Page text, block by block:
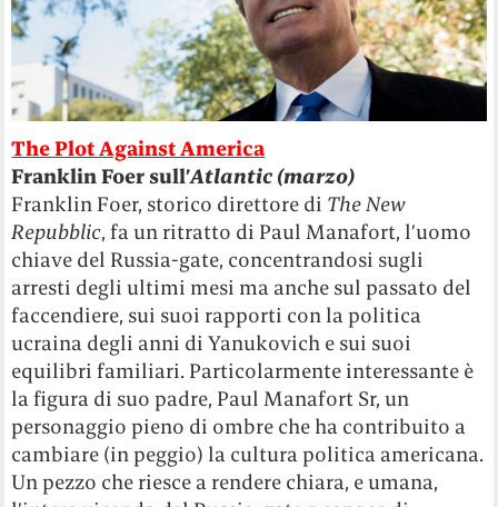
The Plot Against America
Franklin Foer sull’Atlantic (marzo)
Franklin Foer, storico direttore di The New
Repubblic, fa un ritratto di Paul Manafort, l’uomo
chiave del Russia-gate, concentrandosi sugli
arresti degli ultimi mesi ma anche sul passato del
faccendiere, sui suoi rapporti con la politica
ucraina degli anni di Yanukovich e sui suoi
equilibri familiari. Particolarmente interessante è
la figura di suo padre, Paul Manafort Sr, un
personaggio pieno di ombre che ha contribuito a
cambiare (in peggio) la cultura politica americana.
Un pezzo che riesce a rendere chiara, e umana,